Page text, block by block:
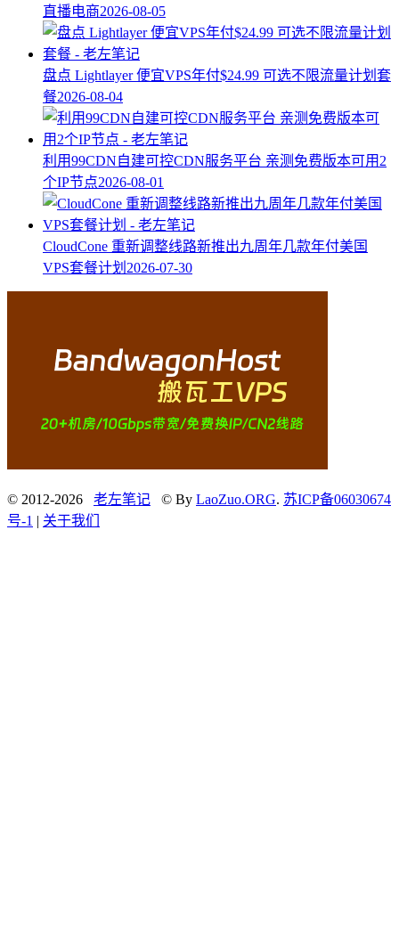
直播电商2026-08-05
盘点 Lightlayer 便宜VPS年付$24.99 可选不限流量计划套
餐2026-08-04
利用99CDN自建可控CDN服务平台 亲测免费版本可用2
个IP节点2026-08-01
CloudCone 重新调整线路新推出九周年几款年付美国
VPS套餐计划 2026-07-30
© 2012-2026 老左笔记 © By LaoZuo.ORG. 苏ICP备06030674
号-1 | 关于我们